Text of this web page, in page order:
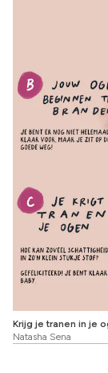
Krijg je tranen in je
Natasha Sena